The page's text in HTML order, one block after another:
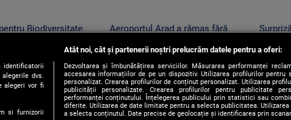
Biodiversitate,
s-a trezit că mai are
amendamente”
Aeroportul Arad a rămas fără
Antalya. O cisternă cu combustibil
nu a ajuns la timp
identificatorii
dvs.
alegeri vor fi
si furnizorii
Atât noi, cât și partenerii noștri prelucrăm datele pentru a oferi:
Dezvoltarea și îmbunătățirea serviciilor. Măsurarea performanței
accesarea informațiilor de pe un dispozitiv. Utilizarea profilurilor pentru
personalizat. Crearea profilurilor de conținut personalizat. Utilizarea
publicității personalizate. Crearea profilurilor pentru publicitate
performanței conținutului. Înțelegerea publicului prin statistici sau
diferite. Utilizarea de date limitate pentru a selecta publicitatea.
a selecta conținutul. Date precise de geolocație și identificarea prin